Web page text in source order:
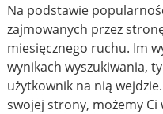
Na podstawie
zajmowanych przez
miesięcznego ruchu. Im
wynikach wyszukiwania,
użytkownik na nią
swojej strony, możemy Ci